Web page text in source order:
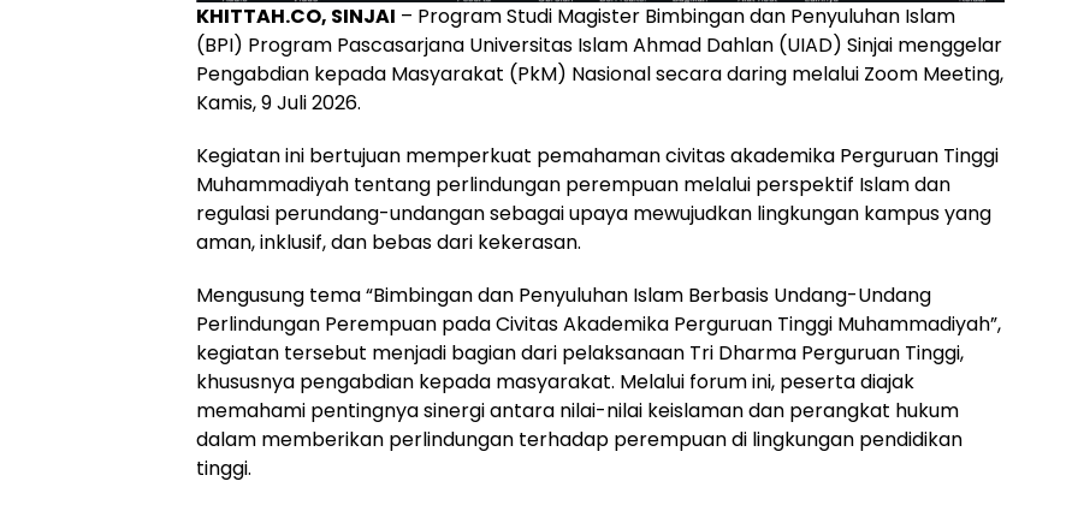
KHITTAH.CO, SINJAI – Program Studi Magister Bimbingan dan Penyuluhan Islam
(BPI) Program Pascasarjana Universitas Islam Ahmad Dahlan (UIAD) Sinjai menggelar
Pengabdian kepada Masyarakat (PkM) Nasional secara daring melalui Zoom Meeting,
Kamis, 9 Juli 2026.
Kegiatan ini bertujuan memperkuat pemahaman civitas akademika Perguruan Tinggi
Muhammadiyah tentang perlindungan perempuan melalui perspektif Islam dan
regulasi perundang-undangan sebagai upaya mewujudkan lingkungan kampus yang
aman, inklusif, dan bebas dari kekerasan.
Mengusung tema “Bimbingan dan Penyuluhan Islam Berbasis Undang-Undang
Perlindungan Perempuan pada Civitas Akademika Perguruan Tinggi Muhammadiyah”,
kegiatan tersebut menjadi bagian dari pelaksanaan Tri Dharma Perguruan Tinggi,
khususnya pengabdian kepada masyarakat. Melalui forum ini, peserta diajak
memahami pentingnya sinergi antara nilai-nilai keislaman dan perangkat hukum
dalam memberikan perlindungan terhadap perempuan di lingkungan pendidikan
tinggi.